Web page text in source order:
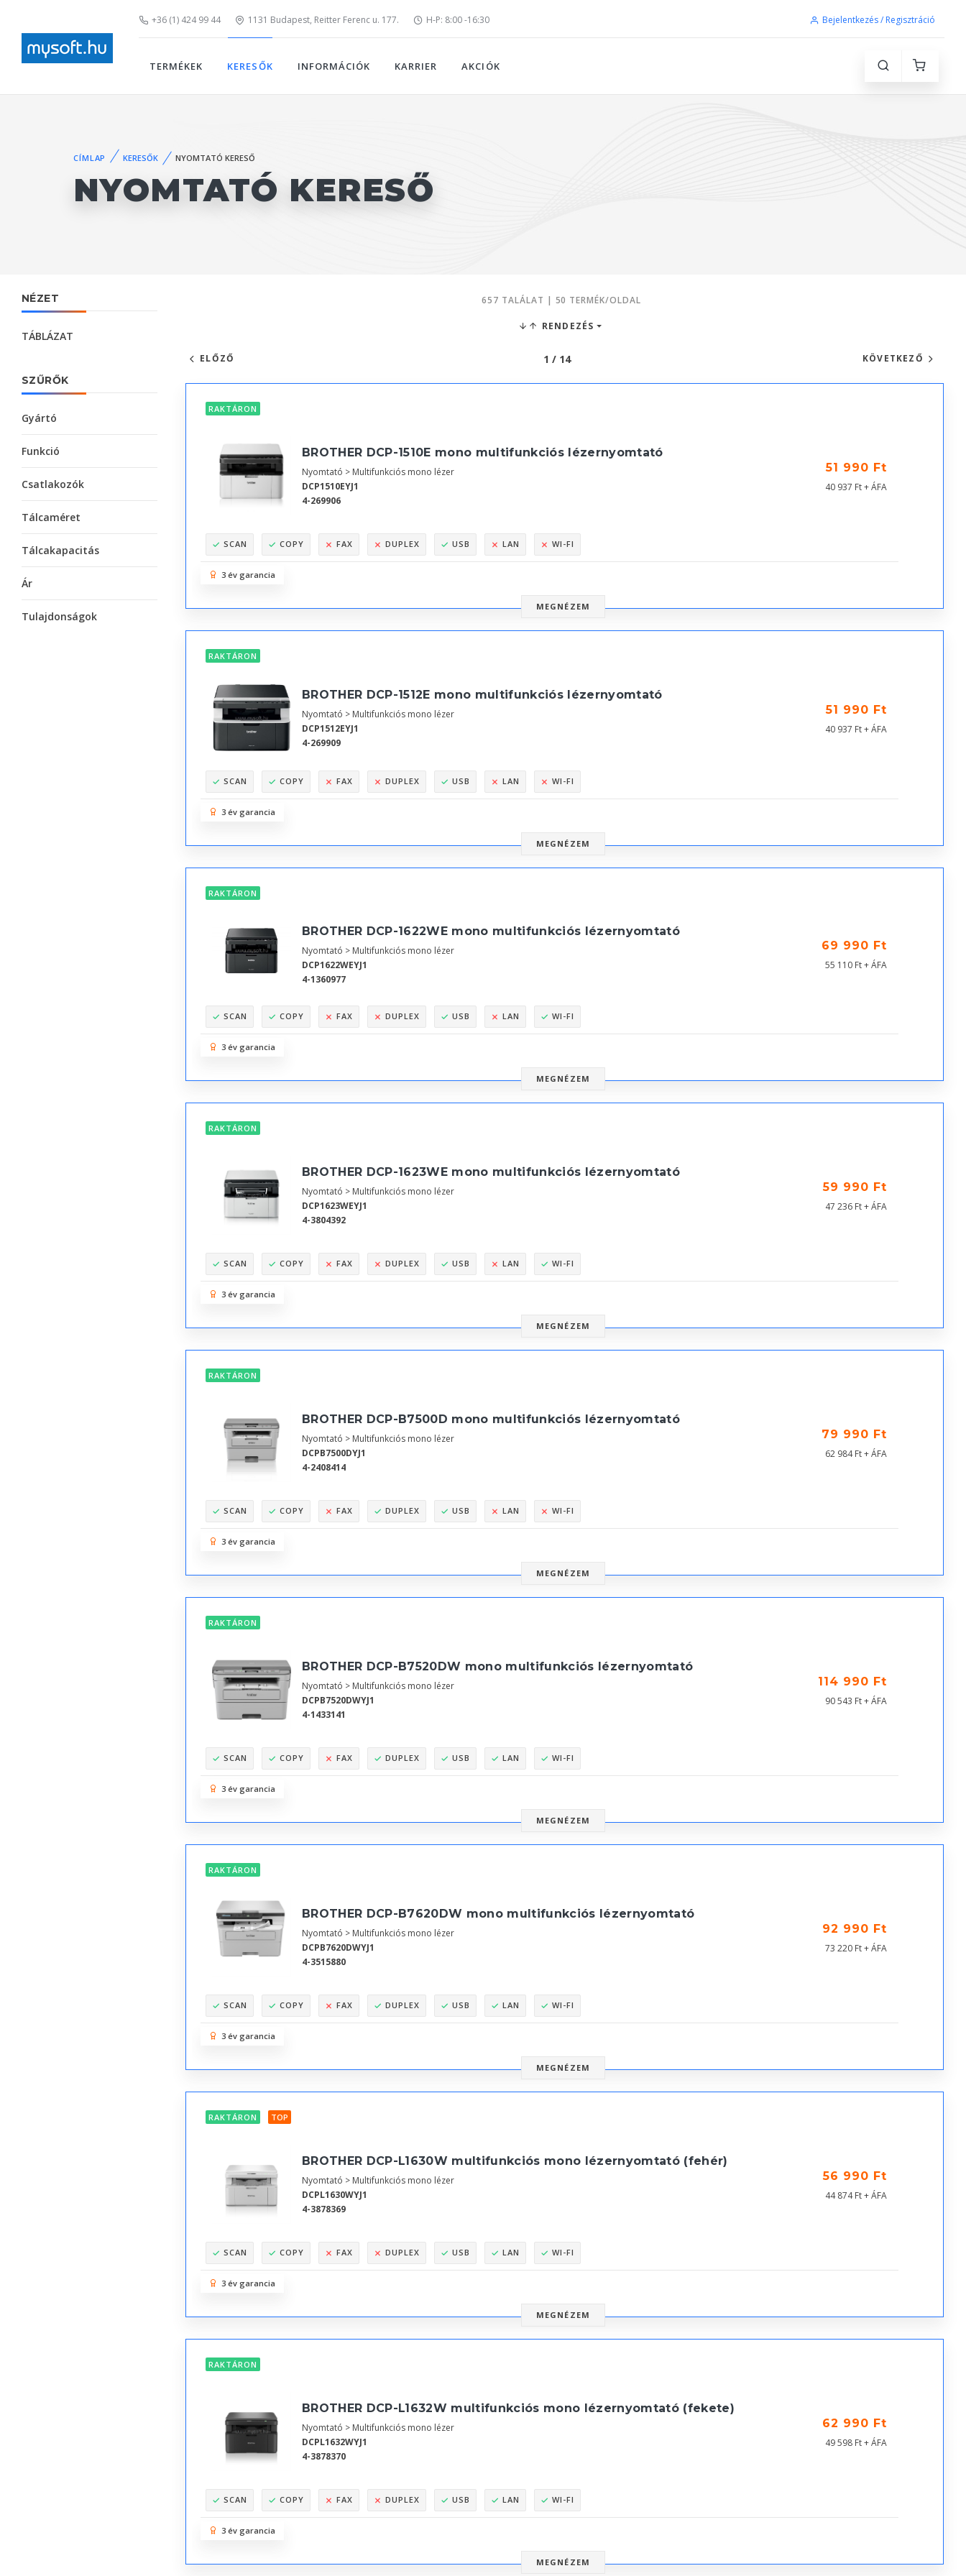
+36 (1) 424 99 44 1131 Budapest, Reitter Ferenc u. 177. H-P: 8:00 -16:30 Bejelentkezés / Regisztráció
TERMÉKEK KERESŐK INFORMÁCIÓK KARRIER AKCIÓK
CÍMLAP KERESŐK NYOMTATÓ KERESŐ
NYOMTATÓ KERESŐ
NÉZET
TÁBLÁZAT
SZŰRŐK
Gyártó
Funkció
Csatlakozók
Tálcaméret
Tálcakapacitás
Ár
Tulajdonságok
657 TALÁLAT | 50 TERMÉK/OLDAL
RENDEZÉS
ELŐZŐ 1 / 14 KÖVETKEZŐ
RAKTÁRON
BROTHER DCP-1510E mono multifunkciós lézernyomtató
Nyomtató > Multifunkciós mono lézer
DCP1510EYJ1
4-269906
51 990 Ft
40 937 Ft + ÁFA
SCAN COPY FAX DUPLEX USB LAN WI-FI
3 év garancia
MEGNÉZEM
RAKTÁRON
BROTHER DCP-1512E mono multifunkciós lézernyomtató
Nyomtató > Multifunkciós mono lézer
DCP1512EYJ1
4-269909
51 990 Ft
40 937 Ft + ÁFA
SCAN COPY FAX DUPLEX USB LAN WI-FI
3 év garancia
MEGNÉZEM
RAKTÁRON
BROTHER DCP-1622WE mono multifunkciós lézernyomtató
Nyomtató > Multifunkciós mono lézer
DCP1622WEYJ1
4-1360977
69 990 Ft
55 110 Ft + ÁFA
SCAN COPY FAX DUPLEX USB LAN WI-FI
3 év garancia
MEGNÉZEM
RAKTÁRON
BROTHER DCP-1623WE mono multifunkciós lézernyomtató
Nyomtató > Multifunkciós mono lézer
DCP1623WEYJ1
4-3804392
59 990 Ft
47 236 Ft + ÁFA
SCAN COPY FAX DUPLEX USB LAN WI-FI
3 év garancia
MEGNÉZEM
RAKTÁRON
BROTHER DCP-B7500D mono multifunkciós lézernyomtató
Nyomtató > Multifunkciós mono lézer
DCPB7500DYJ1
4-2408414
79 990 Ft
62 984 Ft + ÁFA
SCAN COPY FAX DUPLEX USB LAN WI-FI
3 év garancia
MEGNÉZEM
RAKTÁRON
BROTHER DCP-B7520DW mono multifunkciós lézernyomtató
Nyomtató > Multifunkciós mono lézer
DCPB7520DWYJ1
4-1433141
114 990 Ft
90 543 Ft + ÁFA
SCAN COPY FAX DUPLEX USB LAN WI-FI
3 év garancia
MEGNÉZEM
RAKTÁRON
BROTHER DCP-B7620DW mono multifunkciós lézernyomtató
Nyomtató > Multifunkciós mono lézer
DCPB7620DWYJ1
4-3515880
92 990 Ft
73 220 Ft + ÁFA
SCAN COPY FAX DUPLEX USB LAN WI-FI
3 év garancia
MEGNÉZEM
RAKTÁRON TOP
BROTHER DCP-L1630W multifunkciós mono lézernyomtató (fehér)
Nyomtató > Multifunkciós mono lézer
DCPL1630WYJ1
4-3878369
56 990 Ft
44 874 Ft + ÁFA
SCAN COPY FAX DUPLEX USB LAN WI-FI
3 év garancia
MEGNÉZEM
RAKTÁRON
BROTHER DCP-L1632W multifunkciós mono lézernyomtató (fekete)
Nyomtató > Multifunkciós mono lézer
DCPL1632WYJ1
4-3878370
62 990 Ft
49 598 Ft + ÁFA
SCAN COPY FAX DUPLEX USB LAN WI-FI
3 év garancia
MEGNÉZEM